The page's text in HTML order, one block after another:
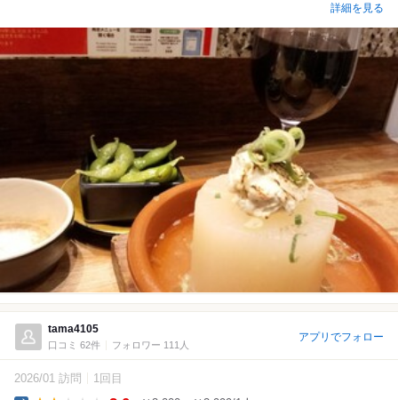
詳細を見る
tama4105
口コミ 62件 フォロワー 111人
アプリでフォロー
2026/01 訪問 1回目